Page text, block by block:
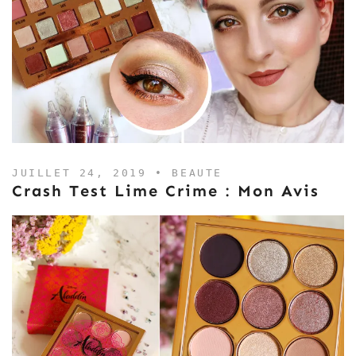
JUILLET 24, 2019 • BEAUTE
Crash Test Lime Crime : Mon Avis